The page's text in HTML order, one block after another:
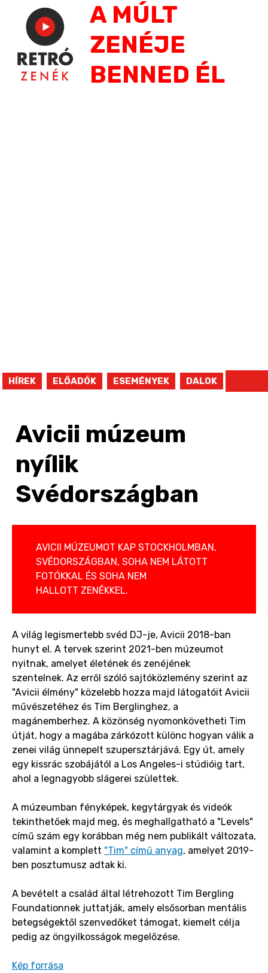
navigation
A MÚLT
ZENÉJE
BENNED ÉL
HÍREK ELŐADÓK ESEMÉNYEK DALOK
Avicii múzeum
nyílik
Svédországban
AVICII MÚZEUMOT KAP STOCKHOLMBAN,
SVÉDORSZÁGBAN, SOHA NEM LÁTOTT
FOTÓKKAL ÉS SOHA NEM
HALLOTT ZENÉKKEL.
A világ legismertebb svéd DJ-je, Avicii 2018-ban
hunyt el. A tervek szerint 2021-ben múzeumot
nyitnak, amelyet életének és zenéjének
szentelnek. Az erről szóló sajtóközlemény szerint az
"Avicii élmény" közelebb hozza majd látogatóit Avicii
művészetéhez és Tim Berglinghez, a
magánemberhez. A közönség nyomonkövetheti Tim
útját, hogy a magába zárkózott különc hogyan válik a
zenei világ ünnepelt szupersztárjává. Egy út, amely
egy kissrác szobájától a Los Angeles-i stúdióig tart,
ahol a legnagyobb slágerei születtek.
A múzeumban fényképek, kegytárgyak és videók
tekinthetőek majd meg, és meghallgatható a "Levels"
című szám egy korábban még nem publikált változata,
valamint a komplett "Tim" című anyag, amelyet 2019-
ben posztumusz adtak ki.
A bevételt a család által létrehozott Tim Bergling
Foundationnek juttatják, amely elsősorban mentális
betegségektől szenvedőket támogat, kiemelt célja
pedig az öngyilkosságok megelőzése.
Kép forrása